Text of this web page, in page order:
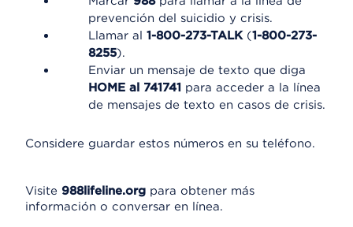
prevención del suicidio y crisis.
Llamar al 1-800-273-TALK(1-800-273-
8255).
Enviar un mensaje de texto que diga
HOME al 741741 para acceder a la línea
de mensajes de texto en casos de crisis.
Considere guardar estos números en su teléfono.
Visite 988lifeline.org para obtener más
información o conversar en línea.